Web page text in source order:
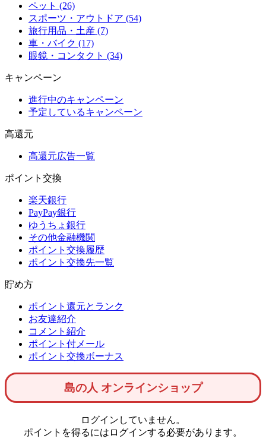
ペット (26)
スポーツ・アウトドア (54)
旅行用品・土産 (7)
車・バイク (17)
眼鏡・コンタクト (34)
キャンペーン
進行中のキャンペーン
予定しているキャンペーン
高還元
高還元広告一覧
ポイント交換
楽天銀行
PayPay銀行
ゆうちょ銀行
その他金融機関
ポイント交換履歴
ポイント交換先一覧
貯め方
ポイント還元とランク
お友達紹介
コメント紹介
ポイント付メール
ポイント交換ボーナス
島の人 オンラインショップ
ログインしていません。
ポイントを得るにはログインする必要があります。